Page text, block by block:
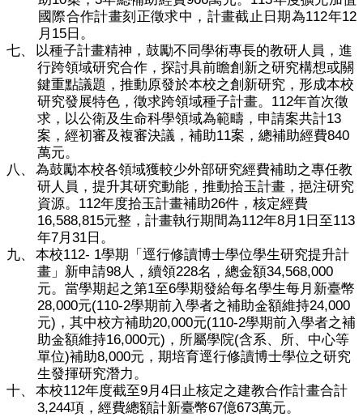
國際合作計畫刻正徵求中，計畫截止日期為112年12
月 15日。
七、
以種子計畫精神，鼓勵不同學術專長的教研人員，進
行跨領域研究合作，探討具前瞻創新之研究構想或關
鍵重點議題，推動原發於本校之創新研究，形成本校
研究發展特色，徵求跨領域種子計畫。 112年首次徵
求，以公衛及生命科學領域為範疇，申請案共計13
案，經初審及複審決議，補助11案，總補助經費840
萬元。
八、
為鼓勵本校各領域獲較少外部研究經費補助之專任教
研人員，提升其研究動能，推動拾玉計畫，挹注研究
資源。 112年度拾玉計畫補助26件，核定經費
16,588,815元整，計畫執行期間為112年8月 1日至113
年7月 31日。
九、
本校112- 1學期「逕行修讀博士學位學生研究提升計
畫」新申請98人，續領228名，總金額34,568,000
元。當學期起之第1至6學期發給每名學生每月新臺幣
28,000元(110-2學期前入學者之補助金額維持24,000
元) ，其中校方補助20,000元(110-2學期前入學者之補
助金額維持16,000元) ，所屬學院(含系、所、中心等
單位)補助8,000元，期培育逕行修讀博士學位之研究
生發揮研究潛力。
十、
本校112年度截至9月 4 日止核定之建教合作計畫合計
3,244項，經費總額計新臺幣67億673萬元。